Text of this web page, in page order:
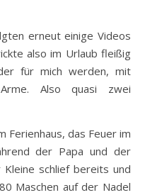
erneut einige Videos
also im Urlaub fleißig
für mich werden, mit
Also quasi zwei
Ferienhaus, das Feuer im
der Papa und der
schlief bereits und
Maschen auf der Nadel